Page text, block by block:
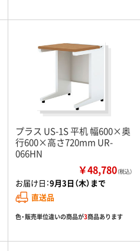
プラス US-1S 平机 幅600×奥
行600×高さ720mm UR-
066HN
￥48,780（税込）
お届け日：9月3日（木）まで
直送品
色・販売単位違いの商品が3商品あります